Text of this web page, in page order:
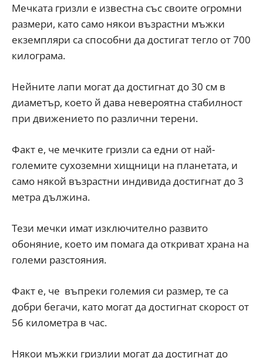
Мечката гризли е известна със своите огромни
размери, като само някои възрастни мъжки
екземпляри са способни да достигат тегло от 700
килограма.
Нейните лапи могат да достигнат до 30 см в
диаметър, което й дава невероятна стабилност
при движението по различни терени.
Факт е, че мечките гризли са едни от най-
големите сухоземни хищници на планетата, и
само някой възрастни индивида достигнат до 3
метра дължина.
Тези мечки имат изключително развито
обоняние, което им помага да откриват храна на
големи разстояния.
Факт е, че въпреки големия си размер, те са
добри бегачи, като могат да достигнат скорост от
56 километра в час.
Някои мъжки гризлии могат да достигнат до